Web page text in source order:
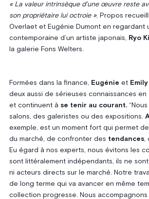
« La valeur intrinsèque d’une œuvre reste
son propriétaire lui octroie ». Propos
Overlaet et Eugénie Dumont en regardant
contemporaine d’un artiste japonais, Ryo
la galerie Fons Welters.
Formées dans la finance, Eugénie et Emily
deux aussi de sérieuses connaissances en
et continuent à se tenir au courant.“Nous
salons, des galeristes ou des expositions.
exemple, est un moment fort qui permet
du marché, de confronter des tendances,
Eu égard à nos experts, nous évitons les
sont littéralement indépendants, ils ne
ni acteurs directs sur le marché. Notre
de long terme qui va avancer en même
collection progresse. Nous accompagnons